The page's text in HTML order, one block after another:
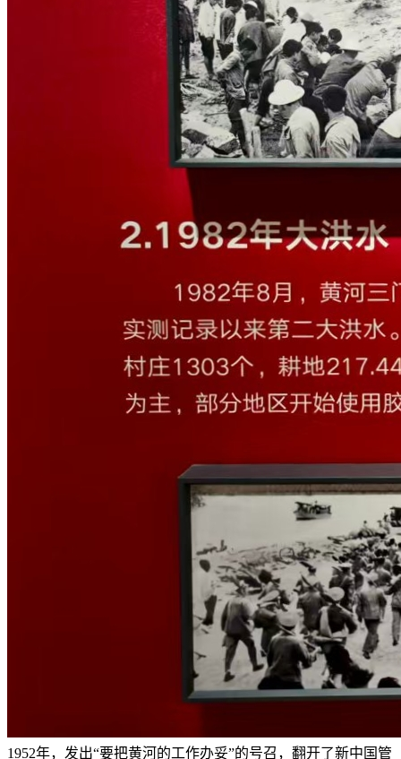
1952年，发出“要把黄河的工作办妥”的号召，翻开了新中国管